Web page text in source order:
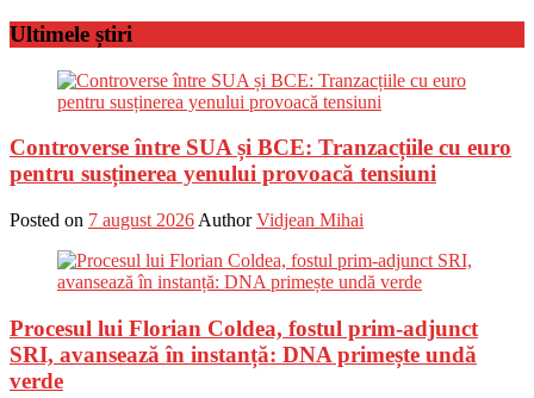
Ultimele știri
Controverse între SUA și BCE: Tranzacțiile cu euro
pentru susținerea yenului provoacă tensiuni
Posted on 7 august 2026 Author Vidjean Mihai
Procesul lui Florian Coldea, fostul prim-adjunct
SRI, avansează în instanță: DNA primește undă
verde